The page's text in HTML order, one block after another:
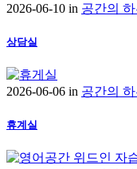
2026-06-10 in 공간의
상담실
2026-06-06 in 공간의
휴계실